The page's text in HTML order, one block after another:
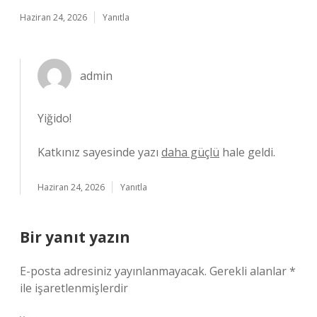
Haziran 24, 2026 Yanıtla
admin
Yiğido!
Katkınız sayesinde yazı daha güçlü hale geldi.
Haziran 24, 2026 Yanıtla
Bir yanıt yazın
E-posta adresiniz yayınlanmayacak. Gerekli alanlar*
ile işaretlenmişlerdir